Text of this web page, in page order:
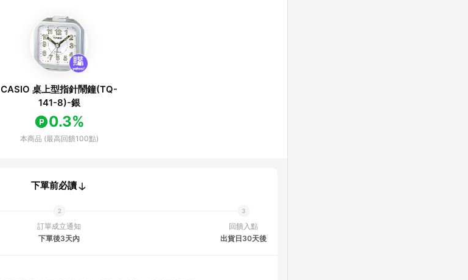
CASIO 桌上型指針鬧鐘(TQ-
141-8)-銀
0.3%
本商品 (最高回饋100點)
下單前必讀
訂單成立通知
下單後3天內
回饋入點
出貨日30天後